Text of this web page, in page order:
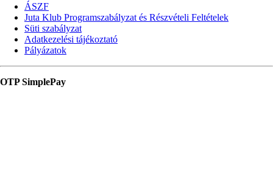
ÁSZF
Juta Klub Programszabályzat és Részvételi Feltételek
Süti szabályzat
Adatkezelési tájékoztató
Pályázatok
OTP SimplePay